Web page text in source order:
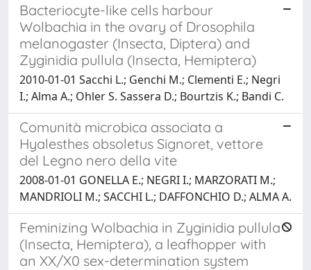
Bacteriocyte-like cells harbour
Wolbachia in the ovary of Drosophila
melanogaster (Insecta, Diptera) and
Zyginidia pullula (Insecta, Hemiptera)
2010-01-01 Sacchi L.; Genchi M.; Clementi E.; Negri
I.; Alma A.; Ohler S. Sassera D.; Bourtzis K.; Bandi C.
Comunità microbica associata a
Hyalesthes obsoletus Signoret, vettore
del Legno nero della vite
2008-01-01 GONELLA E.; NEGRI I.; MARZORATI M.;
MANDRIOLI M.; SACCHI L.; DAFFONCHIO D.; ALMA A.
Feminizing Wolbachia in Zyginidia pullula
(Insecta, Hemiptera), a leafhopper with
an XX/X0 sex-determination system